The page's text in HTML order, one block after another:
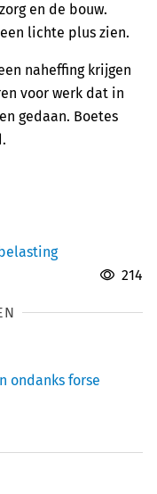
en de bouw.
lichte plus zien.
naheffing krijgen
voor werk dat in
gedaan. Boetes
214
ondanks forse